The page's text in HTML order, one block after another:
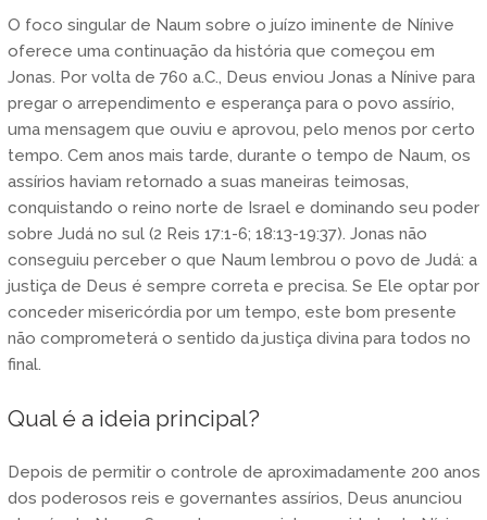
O foco singular de Naum sobre o juízo iminente de Nínive
oferece uma continuação da história que começou em
Jonas. Por volta de 760 a.C., Deus enviou Jonas a Nínive para
pregar o arrependimento e esperança para o povo assírio,
uma mensagem que ouviu e aprovou, pelo menos por certo
tempo. Cem anos mais tarde, durante o tempo de Naum, os
assírios haviam retornado a suas maneiras teimosas,
conquistando o reino norte de Israel e dominando seu poder
sobre Judá no sul (2 Reis 17:1-6; 18:13-19:37). Jonas não
conseguiu perceber o que Naum lembrou o povo de Judá: a
justiça de Deus é sempre correta e precisa. Se Ele optar por
conceder misericórdia por um tempo, este bom presente
não comprometerá o sentido da justiça divina para todos no
final.
Qual é a ideia principal?
Depois de permitir o controle de aproximadamente 200 anos
dos poderosos reis e governantes assírios, Deus anunciou